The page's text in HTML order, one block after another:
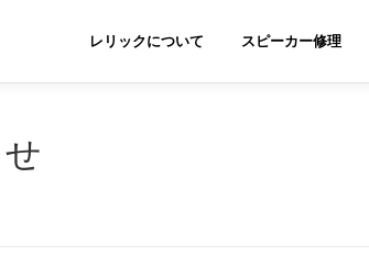
レリックについて スピーカー修理